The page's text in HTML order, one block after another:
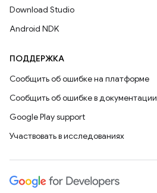
Download Studio
Android NDK
ПОДДЕРЖКА
Сообщить об ошибке на платформе
Сообщить об ошибке в документации
Google Play support
Участвовать в исследованиях